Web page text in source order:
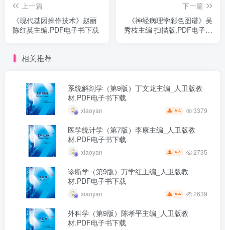
上一篇
《现代基因操作技术》赵丽
陈红英主编.PDF电子书下载
下一篇
《神经病理学彩色图谱》吴
秀枝主编 扫描版.PDF电子书
相关推荐
系统解剖学（第9版）丁文龙主编_人卫版教
材.PDF电子书下载
xiaoyan ￥4 3379
医学统计学（第7版）李康主编_人卫版教
材.PDF电子书下载
xiaoyan ￥4 2735
诊断学（第9版）万学红主编_人卫版教
材.PDF电子书下载
xiaoyan ￥4 2639
外科学（第9版）陈孝平主编_人卫版教
材.PDF电子书下载